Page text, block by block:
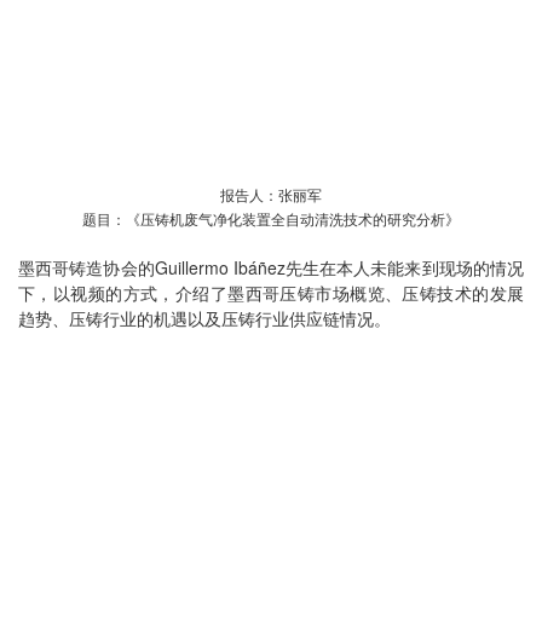
报告人：张丽军
题目：《压铸机废气净化装置全自动清洗技术的研究分析》
墨西哥铸造协会的Guillermo Ibáñez先生在本人未能来到现场的情况
下，以视频的方式，介绍了墨西哥压铸市场概览、压铸技术的发展
趋势、压铸行业的机遇以及压铸行业供应链情况。